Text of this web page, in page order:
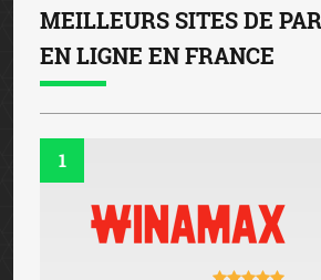
MEILLEURS SITES DE
EN LIGNE EN FRANCE
1